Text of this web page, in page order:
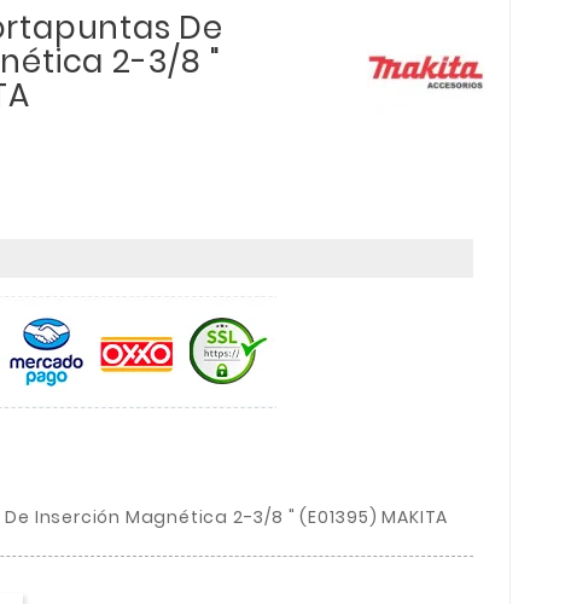
De
2-3/8 "
Inserción Magnética 2-3/8 " (E01395) MAKITA